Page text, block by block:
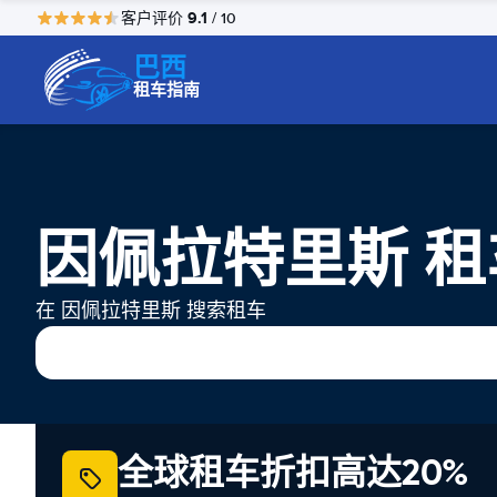
客户评价 9.1 / 10
巴西
租车指南
因佩拉特里斯
在 因佩拉特里斯 搜索租车
全球租车折扣高达20%